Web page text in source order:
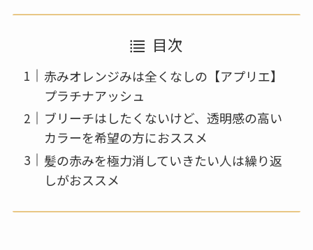
目次
赤みオレンジみは全くなしの【アプリエ】
プラチナアッシュ
ブリーチはしたくないけど、透明感の高い
カラーを希望の方におススメ
髪の赤みを極力消していきたい人は繰り返
しがおススメ